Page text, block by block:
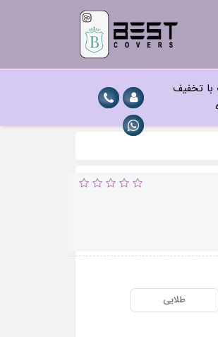
با تخفیف
طلایی